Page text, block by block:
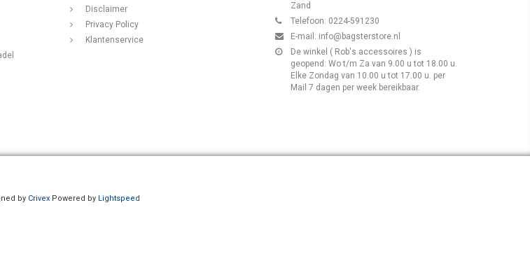
Disclaimer
Privacy Policy
Klantenservice
Zand
Telefoon: 0224-591230
E-mail: info@bagsterstore.nl
De winkel ( Rob's accessoires ) is
geopend: Wo t/m Za van 9.00 u tot 18.00 u.
Elke Zondag van 10.00 u tot 17.00 u. per
Mail 7 dagen per week bereikbaar.
by Crivex Powered by Lightspeed